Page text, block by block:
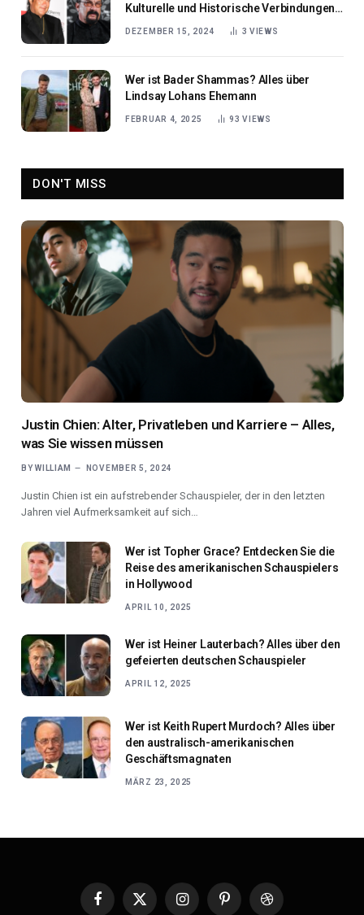
Kulturelle und Historische Verbindungen
zwischen Russland und den USA
DEZEMBER 15, 2024 3VIEWS
Wer ist Bader Shammas? Alles über
Lindsay Lohans Ehemann
FEBRUAR 4, 2025 93VIEWS
DON'T MISS
Justin Chien: Alter, Privatleben und Karriere – Alles,
was Sie wissen müssen
BY WILLIAM NOVEMBER 5, 2024
Justin Chien ist ein aufstrebender Schauspieler, der in den letzten
Jahren viel Aufmerksamkeit auf sich…
Wer ist Topher Grace? Entdecken Sie die
Reise des amerikanischen Schauspielers
in Hollywood
APRIL 10, 2025
Wer ist Heiner Lauterbach? Alles über den
gefeierten deutschen Schauspieler
APRIL 12, 2025
Wer ist Keith Rupert Murdoch? Alles über
den australisch-amerikanischen
Geschäftsmagnaten
MÄRZ 23, 2025
Facebook
X InstagramPinterestDribbble